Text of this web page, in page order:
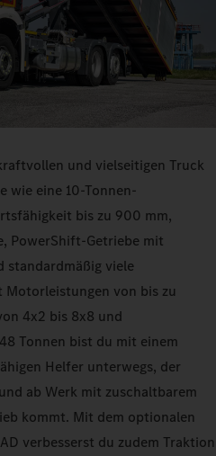
und vielseitigen Truck
wie eine 10‑Tonnen-
bis zu 900 mm,
PowerShift-Getriebe mit
standardmäßig viele
von bis zu
4x2 bis 8x8 und
Tonnen bist du mit einem
Helfer unterwegs, der
ab Werk mit zuschaltbarem
kommt. Mit dem optionalen
verbesserst du zudem Traktion